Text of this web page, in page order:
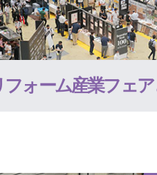
フォーム産業フェ